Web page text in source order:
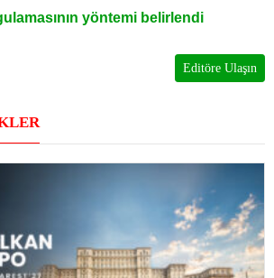
yöntemi belirlendi
Editöre Ulaşın